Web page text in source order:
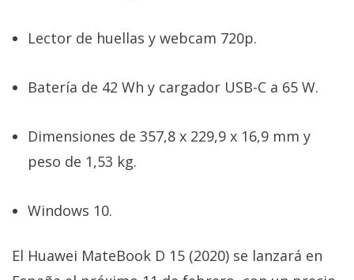
Lector de huellas y webcam 720p.
Batería de 42 Wh y cargador USB-C a 65 W.
Dimensiones de 357,8 x 229,9 x 16,9 mm y
peso de 1,53 kg.
Windows 10.
El Huawei MateBook D 15 (2020) se lanzará en